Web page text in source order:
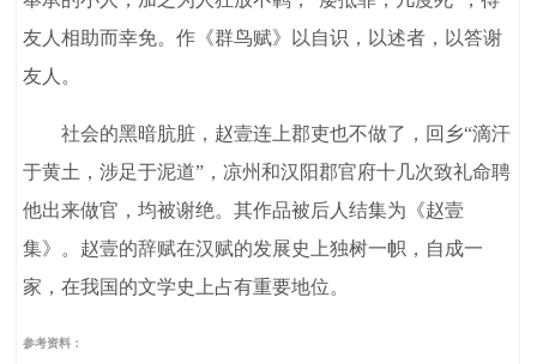
友人相助而幸免。作《群鸟赋》以自识，以述者，以答谢
友人。
社会的黑暗肮脏，赵壹连上郡吏也不做了，回乡“滴汗
于黄土，涉足于泥道”，凉州和汉阳郡官府十几次致礼命聘
他出来做官，均被谢绝。其作品被后人结集为《赵壹
集》。赵壹的辞赋在汉赋的发展史上独树一帜，自成一
家，在我国的文学史上占有重要地位。
参考资料：